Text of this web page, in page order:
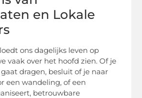
en Lokale
ons dagelijks leven op
vaak over het hoofd zien. Of je
dragen, besluit of je naar
een wandeling, of een
betrouwbare